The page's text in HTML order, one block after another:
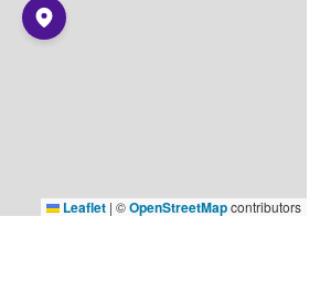
Leaflet | ©OpenStreetMapcontributors